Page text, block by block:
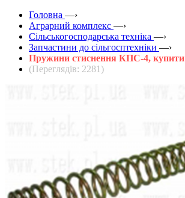
Головна —›
Аграрний комплекс —›
Сільськогосподарська техніка —›
Запчастини до сільгосптехніки —›
Пружини стиснення КПС-4, купити
(Переглядів: 2281)